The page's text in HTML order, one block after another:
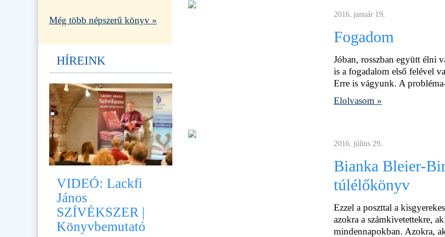
2016. január 19.
Fogadom
Jóban, rosszban együtt élni
is a fogadalom első felével
Erre is vágyunk. A
Elolvasom »
2016. július 29.
Bianka Bleier-
túlélőkönyv
Ezzel a poszttal a
azokra a számkivetettekre,
mindennapokban. Azokra,
Még több népszerű könyv »
HÍREINK
VIDEÓ: Lackfi
János
SZÍVÉKSZER |
Könyvbemutató